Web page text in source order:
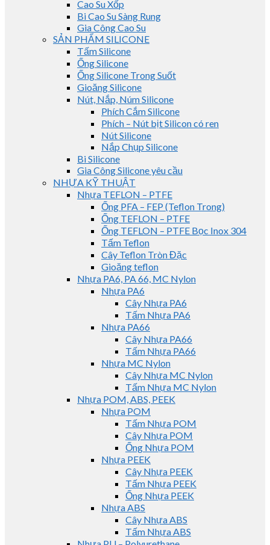
Cao Su Xốp
Bi Cao Su Sàng Rung
Gia Công Cao Su
SẢN PHẨM SILICONE
Tấm Silicone
Ống Silicone
Ống Silicone Trong Suốt
Gioăng Silicone
Nút, Nắp, Núm Silicone
Phích Cắm Silicone
Phích – Nút bịt Silicon có ren
Nút Silicone
Nắp Chụp Silicone
Bi Silicone
Gia Công Silicone yêu cầu
NHỰA KỸ THUẬT
Nhựa TEFLON – PTFE
Ống PFA – FEP (Teflon Trong)
Ống TEFLON – PTFE
Ống TEFLON – PTFE Bọc Inox 304
Tấm Teflon
Cây Teflon Tròn Đặc
Gioăng teflon
Nhựa PA6, PA 66, MC Nylon
Nhựa PA6
Cây Nhựa PA6
Tấm Nhựa PA6
Nhựa PA66
Cây Nhựa PA66
Tấm Nhựa PA66
Nhựa MC Nylon
Cây Nhựa MC Nylon
Tấm Nhựa MC Nylon
Nhựa POM, ABS, PEEK
Nhựa POM
Tấm Nhựa POM
Cây Nhựa POM
Ống Nhựa POM
Nhựa PEEK
Cây Nhựa PEEK
Tấm Nhựa PEEK
Ống Nhựa PEEK
Nhựa ABS
Cây Nhựa ABS
Tấm Nhựa ABS